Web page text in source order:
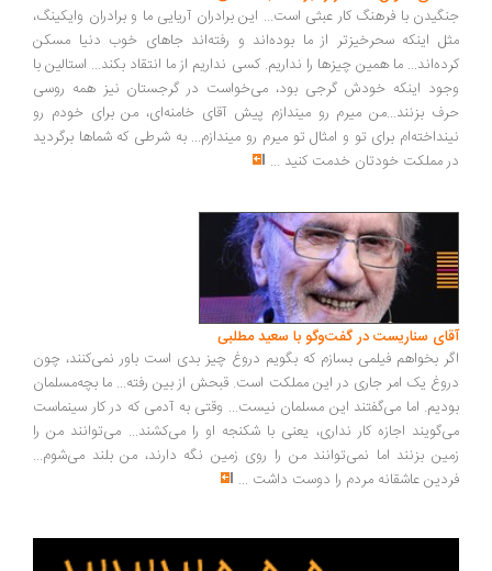
با فرهنگ کار عبثی است... این برادران آریایی ما و برادران وایکینگ،
اینکه سحرخیزتر از ما بوده‌اند و رفته‌اند جاهای خوب دنیا مسکن
ما همین چیزها را نداریم. کسی نداریم از ما انتقاد بکند... استالین با
اینکه خودش گرجی بود، می‌خواست در گرجستان نیز همه روسی
بزنند...من میرم رو میندازم پیش آقای خامنه‌ای، من برای خودم رو
برای تو و امثال تو میرم رو میندازم... به شرطی که شماها برگردید
مملکت خودتان خدمت کنید...
سناریست در گفت‌وگو با سعید مطلبی
بخواهم فیلمی بسازم که بگویم دروغ چیز بدی است باور نمی‌کنند، چون
یک امر جاری در این مملکت است. قبحش از بین رفته... ما بچه‌مسلمان
اما می‌گفتند این مسلمان نیست... وقتی به آدمی که در کار سینماست
اجازه کار نداری، یعنی با شکنجه او را می‌کشند... می‌توانند من را
بزنند اما نمی‌توانند من را روی زمین نگه دارند، من بلند می‌شوم...
عاشقانه مردم را دوست داشت ...